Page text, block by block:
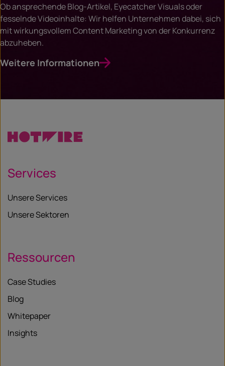
Ob ansprechende Blog-Artikel, Eyecatcher Visuals oder
fesselnde Videoinhalte: Wir helfen Unternehmen dabei, sich
mit wirkungsvollem Content Marketing von der Konkurrenz
abzuheben.
Weitere Informationen
Services
Unsere Services
Unsere Sektoren
Ressourcen
Case Studies
Blog
Whitepaper
Insights